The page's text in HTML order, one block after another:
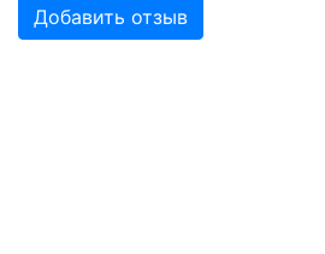
Добавить отзыв